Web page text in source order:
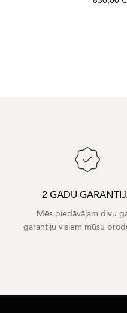
2 GADU
Mēs piedāvājam divu
garantiju visiem mūsu